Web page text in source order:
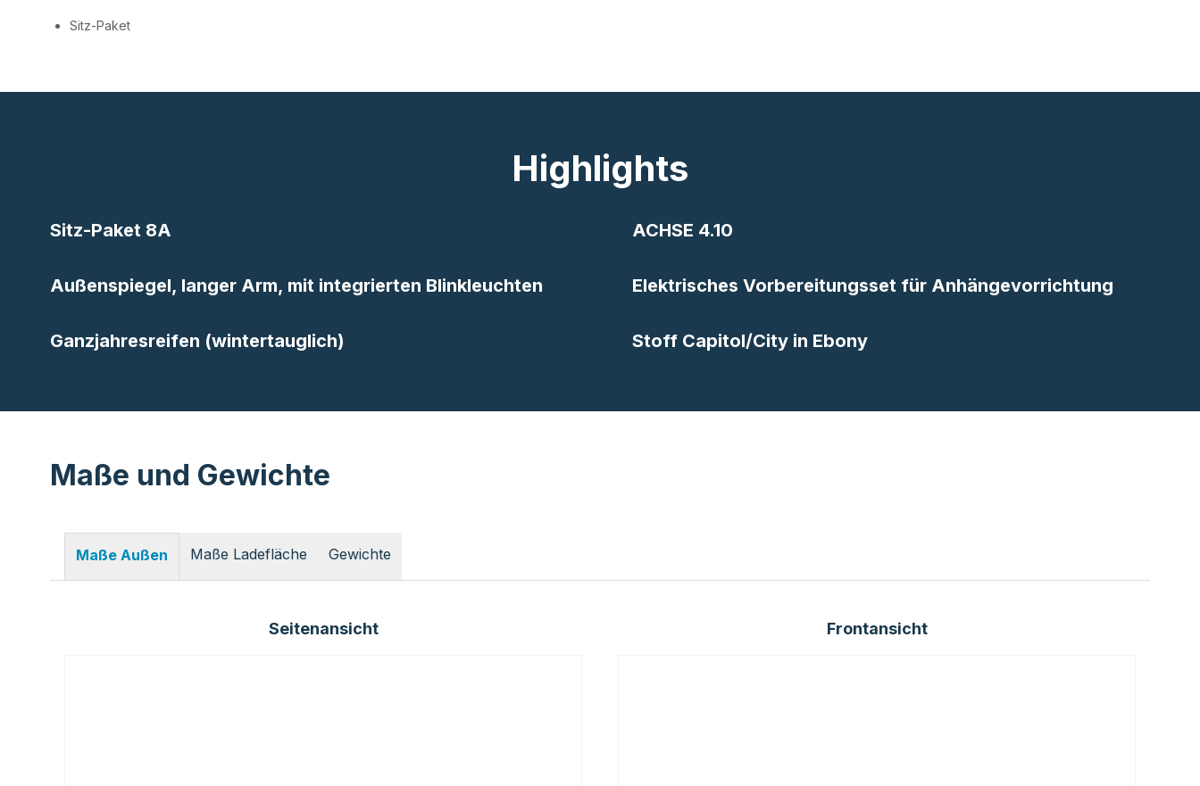
Sitz-Paket
Highlights
Sitz-Paket 8A ACHSE 4.10
Außenspiegel, langer Arm, mit integrierten Blinkleuchten Elektrisches Vorbereitungsset für Anhängevorrichtung
Ganzjahresreifen (wintertauglich) Stoff Capitol/City in Ebony
Maße und Gewichte
Maße Außen Maße Ladefläche Gewichte
Seitenansicht Frontansicht